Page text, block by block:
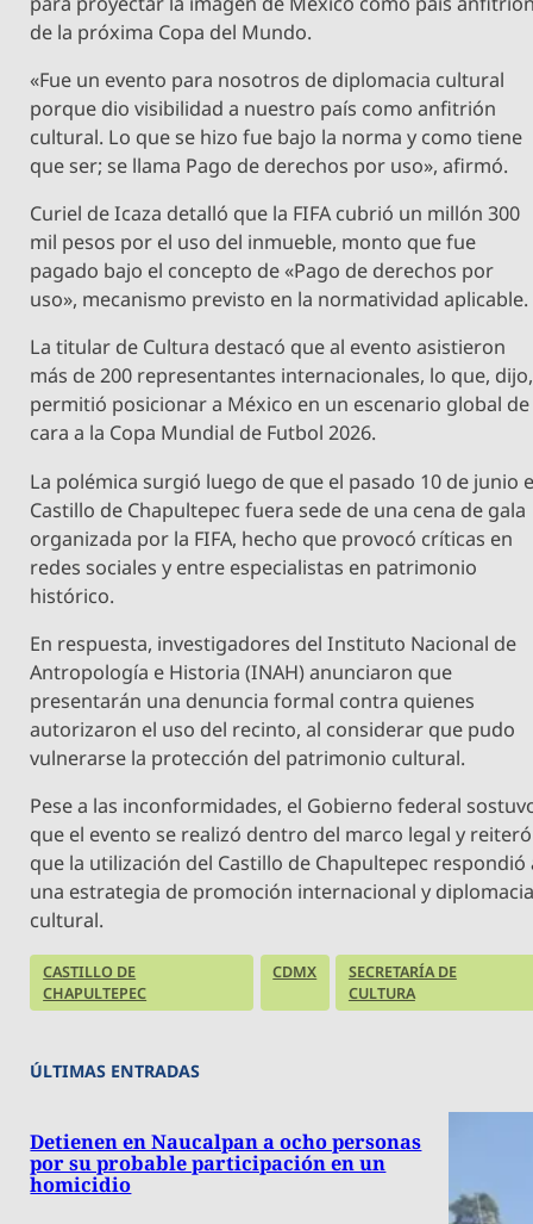
de la próxima Copa del Mundo.
«Fue un evento para nosotros de diplomacia cultural
porque dio visibilidad a nuestro país como anfitrión
cultural. Lo que se hizo fue bajo la norma y como tiene
que ser; se llama Pago de derechos por uso», afirmó.
Curiel de Icaza detalló que la FIFA cubrió un millón 300
mil pesos por el uso del inmueble, monto que fue
pagado bajo el concepto de «Pago de derechos por
uso», mecanismo previsto en la normatividad aplicable.
La titular de Cultura destacó que al evento asistieron
más de 200 representantes internacionales, lo que, dijo,
permitió posicionar a México en un escenario global de
cara a la Copa Mundial de Futbol 2026.
La polémica surgió luego de que el pasado 10 de junio
Castillo de Chapultepec fuera sede de una cena de gala
organizada por la FIFA, hecho que provocó críticas en
redes sociales y entre especialistas en patrimonio
histórico.
En respuesta, investigadores del Instituto Nacional de
Antropología e Historia (INAH) anunciaron que
presentarán una denuncia formal contra quienes
autorizaron el uso del recinto, al considerar que pudo
vulnerarse la protección del patrimonio cultural.
Pese a las inconformidades, el Gobierno federal
que el evento se realizó dentro del marco legal y reiteró
que la utilización del Castillo de Chapultepec respondió
una estrategia de promoción internacional y
cultural.
CASTILLO DE
CHAPULTEPEC
CDMX
SECRETARÍA DE
CULTURA
ÚLTIMAS ENTRADAS
Detienen en Naucalpan a ocho personas
por su probable participación en un
homicidio